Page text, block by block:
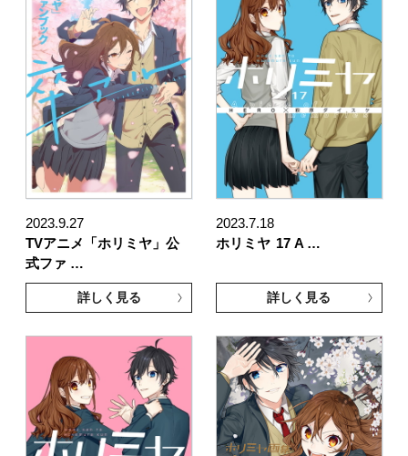
2023.9.27
TVアニメ「ホリミヤ」公
式ファ …
詳しく見る
2023.7.18
ホリミヤ 17 A …
詳しく見る